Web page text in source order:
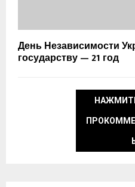
День Независимости
государству — 21 год